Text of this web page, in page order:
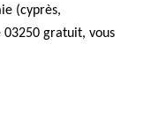
(cyprès,
03250 gratuit, vous